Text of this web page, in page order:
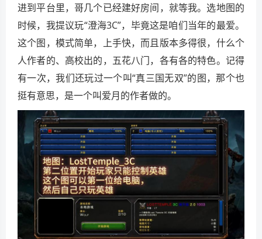
进到平台里，哥几个已经建好房间，就等我。选地图的
时候，我提议玩“澄海3C”，毕竟这是咱们当年的最爱。
这个图，模式简单，上手快，而且版本多得很，什么个
人作者的、高校出的，五花八门，各有各的特色。记得
有一次，我们还玩过一个叫“真三国无双”的图，那个也
挺有意思，是一个叫爱月的作者做的。